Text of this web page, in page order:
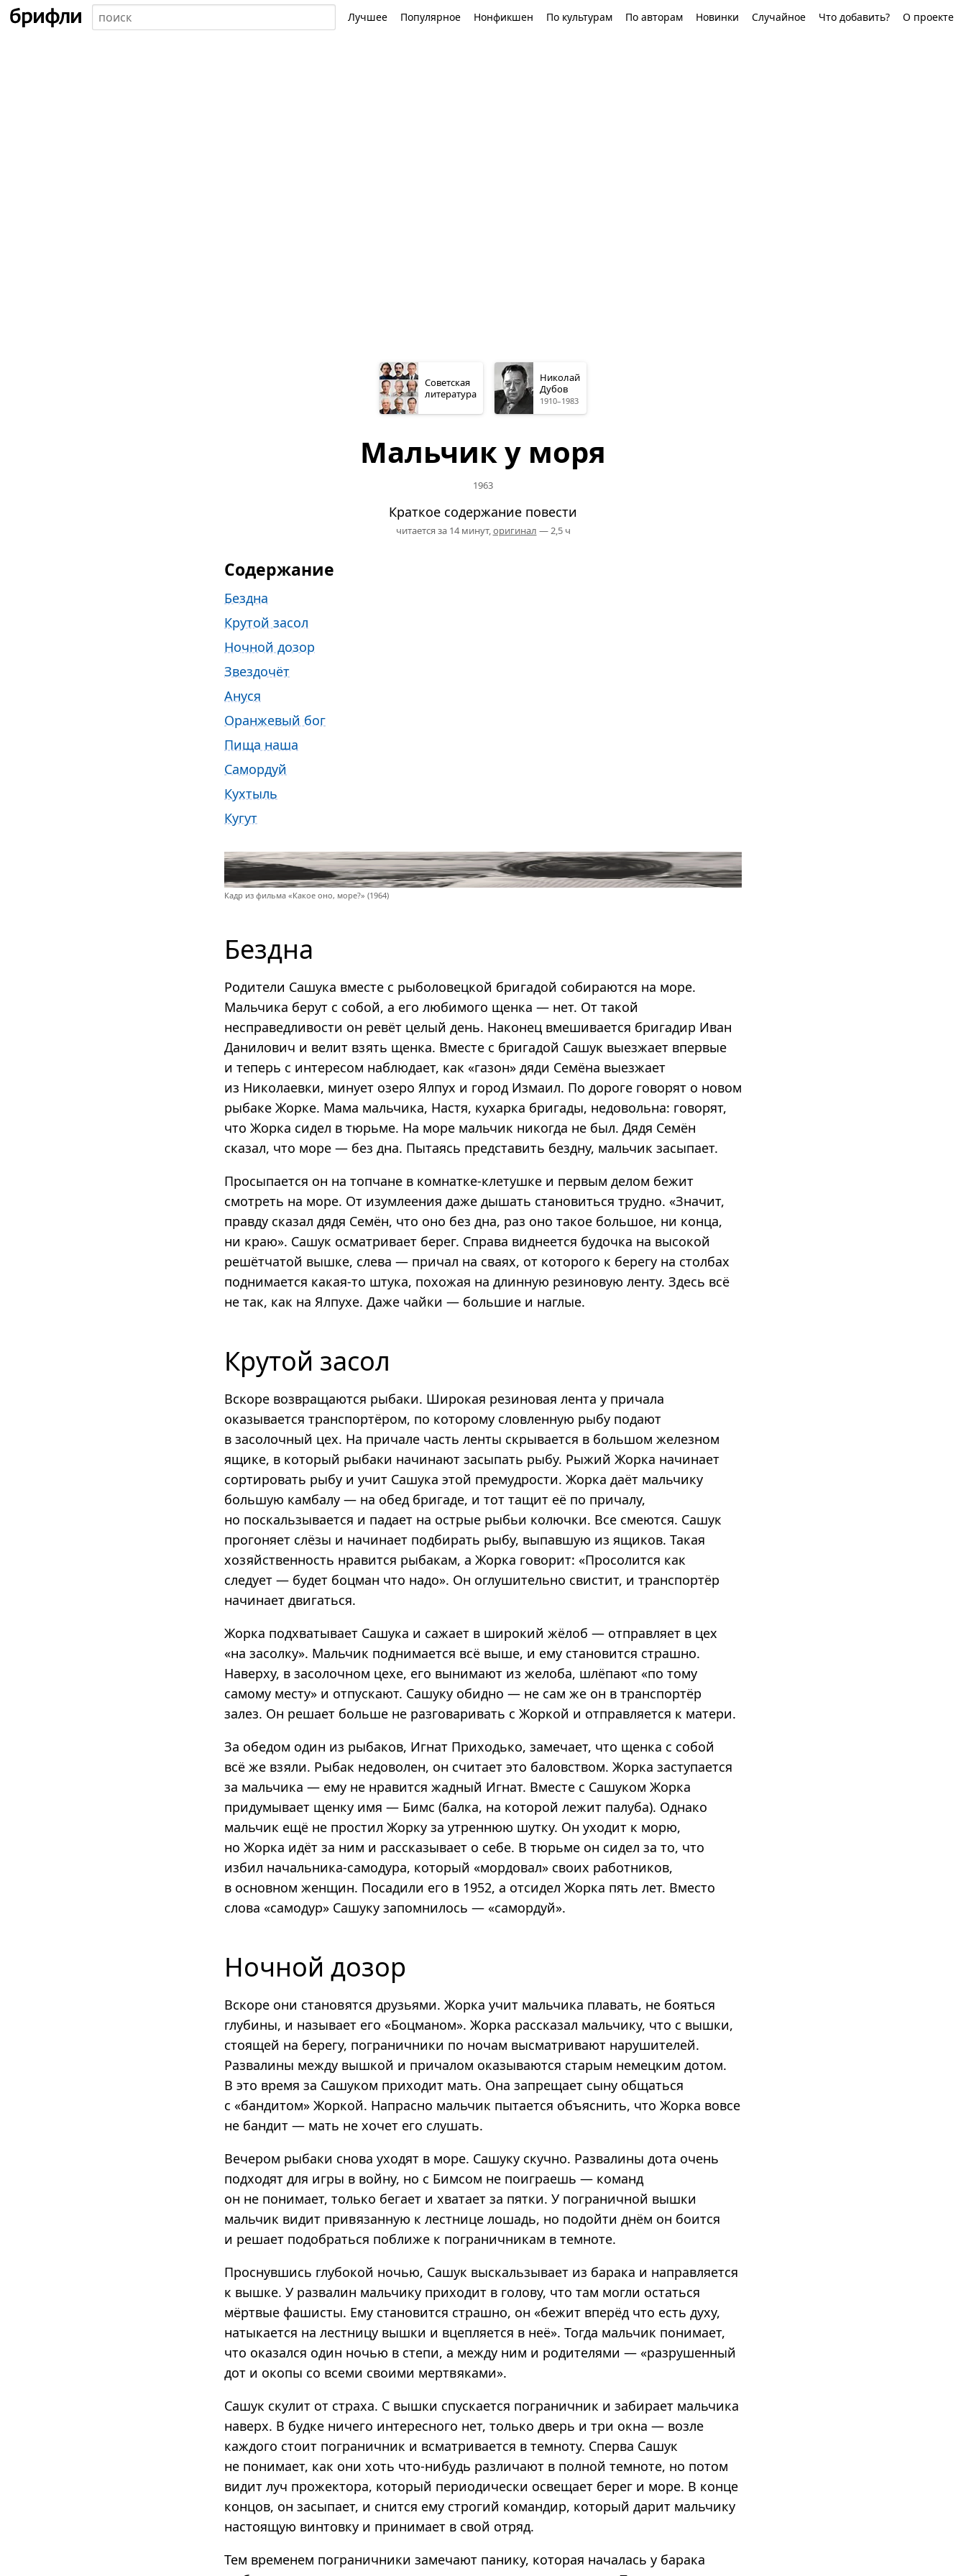
Лучшее Популярное Нонфикшен По культурам По авторам Новинки Случайное Что добавить? О проекте
Советская
литература
Николай
Дубов
1910–1983
Мальчик у моря
1963
Краткое содержание повести
читается за 14 минут,оригинал — 2,5 ч
Содержание
Бездна
Крутой засол
Ночной дозор
Звездочёт
Ануся
Оранжевый бог
Пища наша
Самордуй
Кухтыль
Кугут
Кадр из фильма «Какое оно, море?» (1964)
Бездна
Родители Сашука вместе с рыболовецкой бригадой собираются на море.
Мальчика берут с собой, а его любимого щенка — нет. От такой
несправедливости он ревёт целый день. Наконец вмешивается бригадир Иван
Данилович и велит взять щенка. Вместе с бригадой Сашук выезжает впервые
и теперь с интересом наблюдает, как «газон» дяди Семёна выезжает
из Николаевки, минует озеро Ялпух и город Измаил. По дороге говорят о новом
рыбаке Жорке. Мама мальчика, Настя, кухарка бригады, недовольна: говорят,
что Жорка сидел в тюрьме. На море мальчик никогда не был. Дядя Семён
сказал, что море — без дна. Пытаясь представить бездну, мальчик засыпает.
Просыпается он на топчане в комнатке-клетушке и первым делом бежит
смотреть на море. От изумлеения даже дышать становиться трудно. «Значит,
правду сказал дядя Семён, что оно без дна, раз оно такое большое, ни конца,
ни краю». Сашук осматривает берег. Справа виднеется будочка на высокой
решётчатой вышке, слева — причал на сваях, от которого к берегу на столбах
поднимается какая-то штука, похожая на длинную резиновую ленту. Здесь всё
не так, как на Ялпухе. Даже чайки — большие и наглые.
Крутой засол
Вскоре возвращаются рыбаки. Широкая резиновая лента у причала
оказывается транспортёром, по которому словленную рыбу подают
в засолочный цех. На причале часть ленты скрывается в большом железном
ящике, в который рыбаки начинают засыпать рыбу. Рыжий Жорка начинает
сортировать рыбу и учит Сашука этой премудрости. Жорка даёт мальчику
большую камбалу — на обед бригаде, и тот тащит её по причалу,
но поскальзывается и падает на острые рыбьи колючки. Все смеются. Сашук
прогоняет слёзы и начинает подбирать рыбу, выпавшую из ящиков. Такая
хозяйственность нравится рыбакам, а Жорка говорит: «Просолится как
следует — будет боцман что надо». Он оглушительно свистит, и транспортёр
начинает двигаться.
Жорка подхватывает Сашука и сажает в широкий жёлоб — отправляет в цех
«на засолку». Мальчик поднимается всё выше, и ему становится страшно.
Наверху, в засолочном цехе, его вынимают из желоба, шлёпают «по тому
самому месту» и отпускают. Сашуку обидно — не сам же он в транспортёр
залез. Он решает больше не разговаривать с Жоркой и отправляется к матери.
За обедом один из рыбаков, Игнат Приходько, замечает, что щенка с собой
всё же взяли. Рыбак недоволен, он считает это баловством. Жорка заступается
за мальчика — ему не нравится жадный Игнат. Вместе с Сашуком Жорка
придумывает щенку имя — Бимс (балка, на которой лежит палуба). Однако
мальчик ещё не простил Жорку за утреннюю шутку. Он уходит к морю,
но Жорка идёт за ним и рассказывает о себе. В тюрьме он сидел за то, что
избил начальника-самодура, который «мордовал» своих работников,
в основном женщин. Посадили его в 1952, а отсидел Жорка пять лет. Вместо
слова «самодур» Сашуку запомнилось — «самордуй».
Ночной дозор
Вскоре они становятся друзьями. Жорка учит мальчика плавать, не бояться
глубины, и называет его «Боцманом». Жорка рассказал мальчику, что с вышки,
стоящей на берегу, пограничники по ночам высматривают нарушителей.
Развалины между вышкой и причалом оказываются старым немецким дотом.
В это время за Сашуком приходит мать. Она запрещает сыну общаться
с «бандитом» Жоркой. Напрасно мальчик пытается объяснить, что Жорка вовсе
не бандит — мать не хочет его слушать.
Вечером рыбаки снова уходят в море. Сашуку скучно. Развалины дота очень
подходят для игры в войну, но с Бимсом не поиграешь — команд
он не понимает, только бегает и хватает за пятки. У пограничной вышки
мальчик видит привязанную к лестнице лошадь, но подойти днём он боится
и решает подобраться поближе к пограничникам в темноте.
Проснувшись глубокой ночью, Сашук выскальзывает из барака и направляется
к вышке. У развалин мальчику приходит в голову, что там могли остаться
мёртвые фашисты. Ему становится страшно, он «бежит вперёд что есть духу,
натыкается на лестницу вышки и вцепляется в неё». Тогда мальчик понимает,
что оказался один ночью в степи, а между ним и родителями — «разрушенный
дот и окопы со всеми своими мертвяками».
Сашук скулит от страха. С вышки спускается пограничник и забирает мальчика
наверх. В будке ничего интересного нет, только дверь и три окна — возле
каждого стоит пограничник и всматривается в темноту. Сперва Сашук
не понимает, как они хоть что-нибудь различают в полной темноте, но потом
видит луч прожектора, который периодически освещает берег и море. В конце
концов, он засыпает, и снится ему строгий командир, который дарит мальчику
настоящую винтовку и принимает в свой отряд.
Тем временем пограничники замечают панику, которая началась у барака